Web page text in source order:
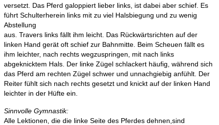
versetzt. Das Pferd galoppiert lieber links, ist dabei aber schief. Es
führt Schulterherein links mit zu viel Halsbiegung und zu wenig
Abstellung
aus. Travers links fällt ihm leicht. Das Rückwärtsrichten auf der
linken Hand gerät oft schief zur Bahnmitte. Beim Scheuen fällt es
ihm leichter, nach rechts wegzuspringen, mit nach links
abgeknicktem Hals. Der linke Zügel schlackert häufig, während sich
das Pferd am rechten Zügel schwer und unnachgiebig anfühlt. Der
Reiter fühlt sich nach rechts gesetzt und knickt auf der linken Hand
leichter in der Hüfte ein.
Sinnvolle Gymnastik:
Alle Lektionen, die die linke Seite des Pferdes dehnen,sind